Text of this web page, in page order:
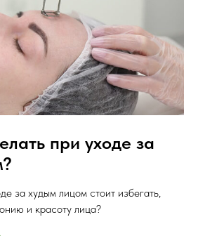
при уходе за
за худым лицом стоит избегать,
и красоту лица?